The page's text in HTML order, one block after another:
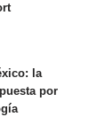
la
por